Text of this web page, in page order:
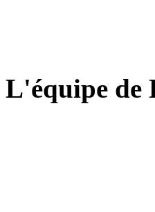
L'équipe de